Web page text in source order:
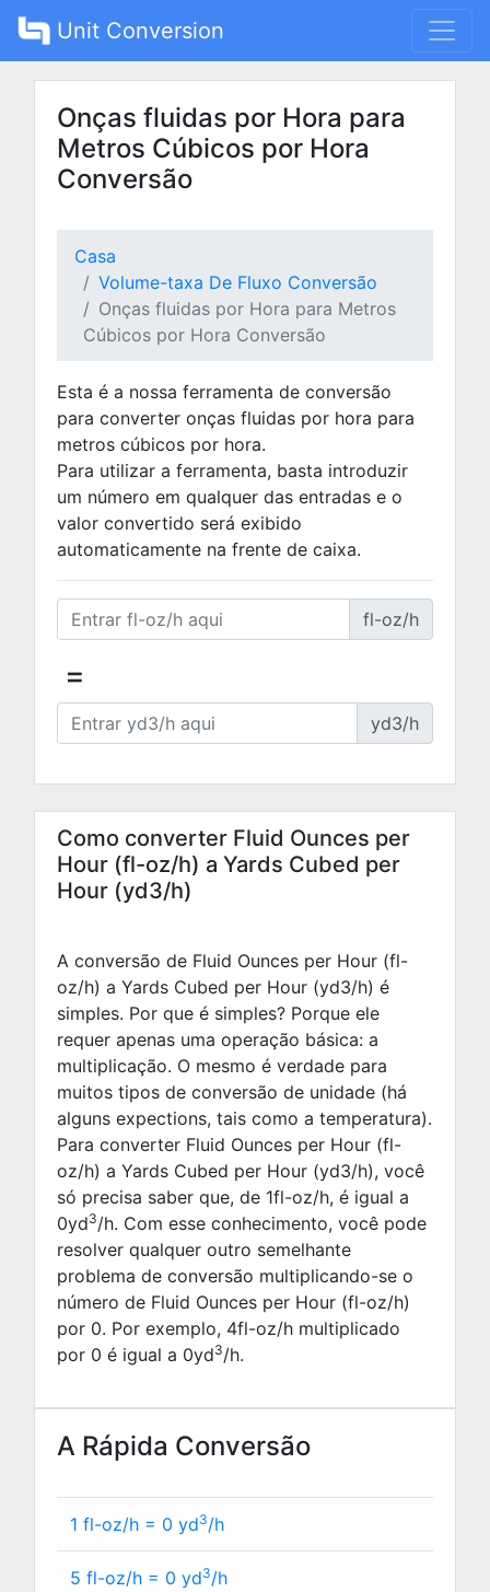
Unit Conversion
Onças fluidas por Hora para
Metros Cúbicos por Hora
Conversão
Casa
Volume-taxa De Fluxo Conversão
Onças fluidas por Hora para Metros
Cúbicos por Hora Conversão
Esta é a nossa ferramenta de conversão
para converter onças fluidas por hora para
metros cúbicos por hora.
Para utilizar a ferramenta, basta introduzir
um número em qualquer das entradas e o
valor convertido será exibido
automaticamente na frente de caixa.
fl-oz/h
=
yd3/h
Como converter Fluid Ounces per
Hour (fl-oz/h) a Yards Cubed per
Hour (yd3/h)
A conversão de Fluid Ounces per Hour (fl-
oz/h) a Yards Cubed per Hour (yd3/h) é
simples. Por que é simples? Porque ele
requer apenas uma operação básica: a
multiplicação. O mesmo é verdade para
muitos tipos de conversão de unidade (há
alguns expections, tais como a temperatura).
Para converter Fluid Ounces per Hour (fl-
oz/h) a Yards Cubed per Hour (yd3/h), você
só precisa saber que, de 1fl-oz/h, é igual a
0yd3/h. Com esse conhecimento, você pode
resolver qualquer outro semelhante
problema de conversão multiplicando-se o
número de Fluid Ounces per Hour (fl-oz/h)
por 0. Por exemplo, 4fl-oz/h multiplicado
por 0 é igual a 0yd3/h.
A Rápida Conversão
1 fl-oz/h = 0 yd3/h
5 fl-oz/h = 0 yd3/h